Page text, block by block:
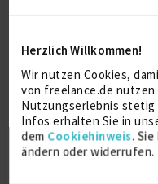
Herzlich Willkommen!
Wir nutzen Cookies,
von freelance.de
Nutzungserlebnis stetig
Infos erhalten Sie in
dem Cookiehinweis.
ändern oder widerrufen.
Kundenname
Handel
Details anzeigen
Weitere Projekt‐